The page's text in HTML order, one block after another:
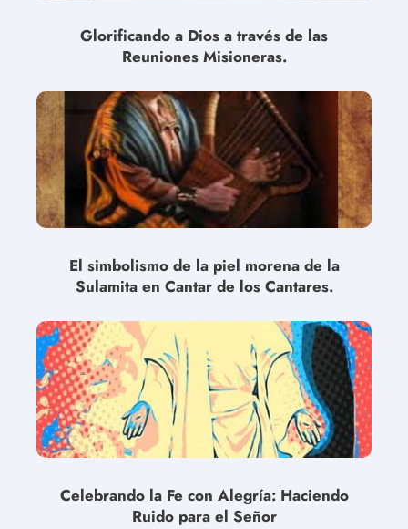
Glorificando a Dios a través de las
Reuniones Misioneras.
El simbolismo de la piel morena de la
Sulamita en Cantar de los Cantares.
Celebrando la Fe con Alegría: Haciendo
Ruido para el Señor